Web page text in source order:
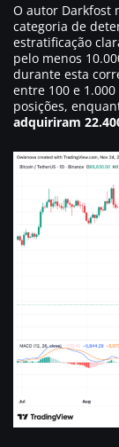
O autor Darkfost
categoria de
estratificação
pelo menos
durante esta
entre 100 e 1.000
posições,
adquiriram